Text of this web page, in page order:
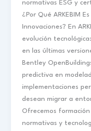
normativas ESG y
¿Por Qué ARKEBIM
Innovaciones? En
evolución
en las últimas
Bentley
predictiva en
implementaciones
desean migrar a
Ofrecemos
normativas y